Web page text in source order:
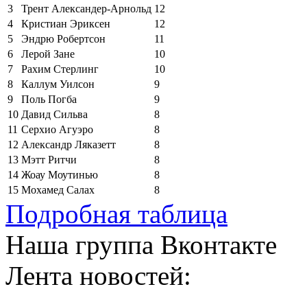
3
Трент Александер-Арнольд 12
4
Кристиан Эриксен
12
5
Эндрю Робертсон
11
6
Лерой Зане
10
7
Рахим Стерлинг
10
8
Каллум Уилсон
9
9
Поль Погба
9
10 Давид Сильва
8
11 Серхио Агуэро
8
12 Александр Ляказетт
8
13 Мэтт Ритчи
8
14 Жоау Моутинью
8
15 Мохамед Салах 8
Подробная таблица
Наша группа Вконтакте
Лента новостей: